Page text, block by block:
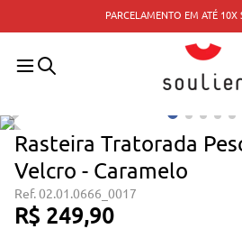
PARCELAMENTO EM ATÉ 10X
Rasteira Tratorada
Velcro - Caramelo
02.01.0666_0017
R$ 249,90